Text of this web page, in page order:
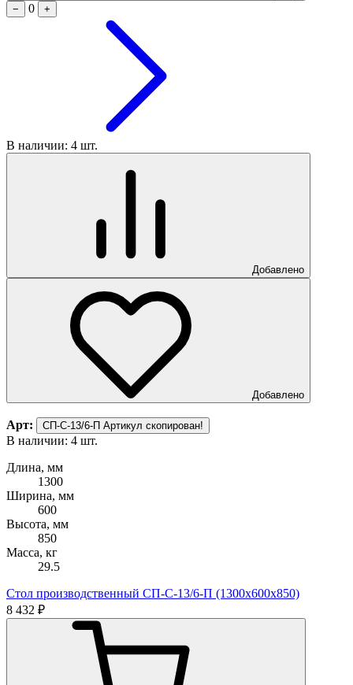
−
0 +
В наличии: 4 шт.
Добавлено
Добавлено
Арт: СП-С-13/6-П Артикул скопирован!
В наличии: 4 шт.
Длина, мм
1300
Ширина, мм
600
Высота, мм
850
Масса, кг
29.5
Стол производственный СП-С-13/6-П (1300х600х850)
8 432 ₽